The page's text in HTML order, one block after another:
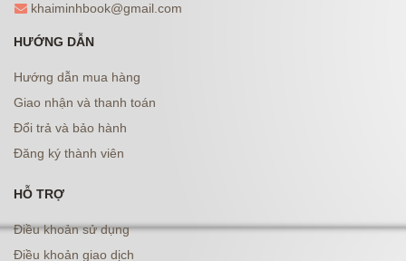
khaiminhbook@gmail.com
HƯỚNG DẪN
Hướng dẫn mua hàng
Giao nhận và thanh toán
Đổi trả và bảo hành
Đăng ký thành viên
HỖ TRỢ
Điều khoản sử dụng
Điều khoản giao dịch